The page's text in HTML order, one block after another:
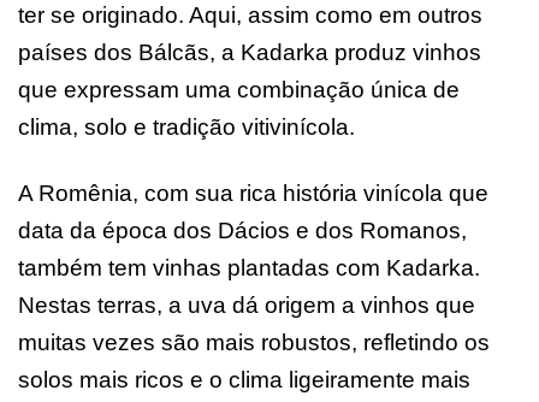
ter se originado. Aqui, assim como em outros
países dos Bálcãs, a Kadarka produz vinhos
que expressam uma combinação única de
clima, solo e tradição vitivinícola.
A Romênia, com sua rica história vinícola que
data da época dos Dácios e dos Romanos,
também tem vinhas plantadas com Kadarka.
Nestas terras, a uva dá origem a vinhos que
muitas vezes são mais robustos, refletindo os
solos mais ricos e o clima ligeiramente mais